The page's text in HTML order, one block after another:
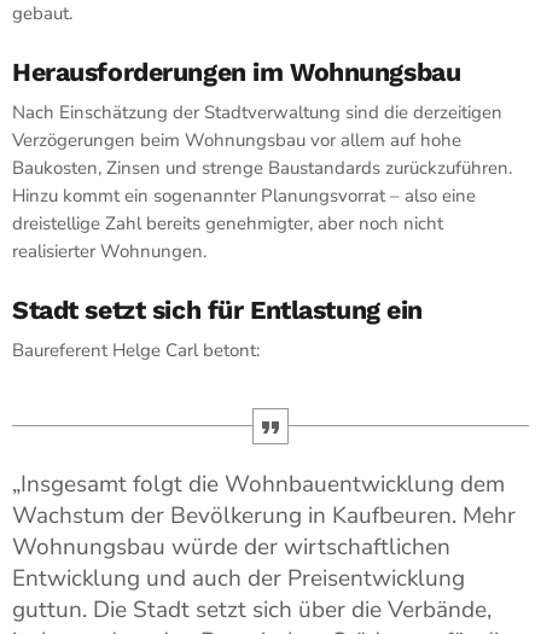
gebaut.
Herausforderungen im Wohnungsbau
Nach Einschätzung der Stadtverwaltung sind die derzeitigen
Verzögerungen beim Wohnungsbau vor allem auf hohe
Baukosten, Zinsen und strenge Baustandards zurückzuführen.
Hinzu kommt ein sogenannter Planungsvorrat – also eine
dreistellige Zahl bereits genehmigter, aber noch nicht
realisierter Wohnungen.
Stadt setzt sich für Entlastung ein
Baureferent Helge Carl betont:
„Insgesamt folgt die Wohnbauentwicklung dem
Wachstum der Bevölkerung in Kaufbeuren. Mehr
Wohnungsbau würde der wirtschaftlichen
Entwicklung und auch der Preisentwicklung
guttun. Die Stadt setzt sich über die Verbände,